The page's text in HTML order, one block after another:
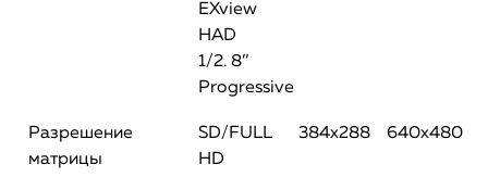
EXview
HAD
1/2. 8’’
Progressive
Разрешение
матрицы
SD/FULL
HD
384х288 640х480